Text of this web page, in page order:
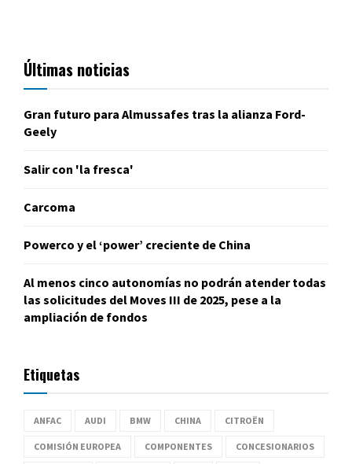
Últimas noticias
Gran futuro para Almussafes tras la alianza Ford-
Geely
Salir con 'la fresca'
Carcoma
Powerco y el ‘power’ creciente de China
Al menos cinco autonomías no podrán atender todas
las solicitudes del Moves III de 2025, pese a la
ampliación de fondos
Etiquetas
ANFAC AUDI BMW CHINA CITROËN
COMISIÓN EUROPEA COMPONENTES CONCESIONARIOS